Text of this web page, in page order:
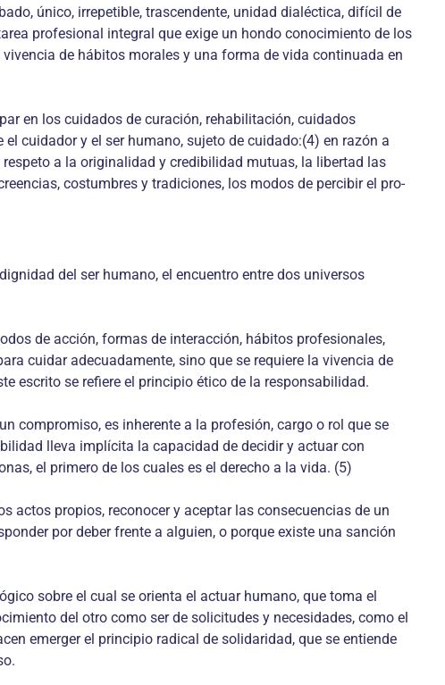
único, irrepetible, trascendente, unidad dialéctica, difícil de
profesional integral que exige un hondo conocimiento de los
de hábitos morales y una forma de vida continuada en
en los cuidados de curación, rehabilitación, cuidados
cuidador y el ser humano, sujeto de cuidado:(4) en razón a
a la originalidad y credibilidad mutuas, la libertad las
costumbres y tradiciones, los modos de percibir el pro-
del ser humano, el encuentro entre dos universos
de acción, formas de interacción, hábitos profesionales,
cuidar adecuadamente, sino que se requiere la vivencia de
escrito se refiere el principio ético de la responsabilidad.
compromiso, es inherente a la profesión, cargo o rol que se
lleva implícita la capacidad de decidir y actuar con
el primero de los cuales es el derecho a la vida. (5)
actos propios, reconocer y aceptar las consecuencias de un
por deber frente a alguien, o porque existe una sanción
sobre el cual se orienta el actuar humano, que toma el
del otro como ser de solicitudes y necesidades, como el
emerger el principio radical de solidaridad, que se entiende